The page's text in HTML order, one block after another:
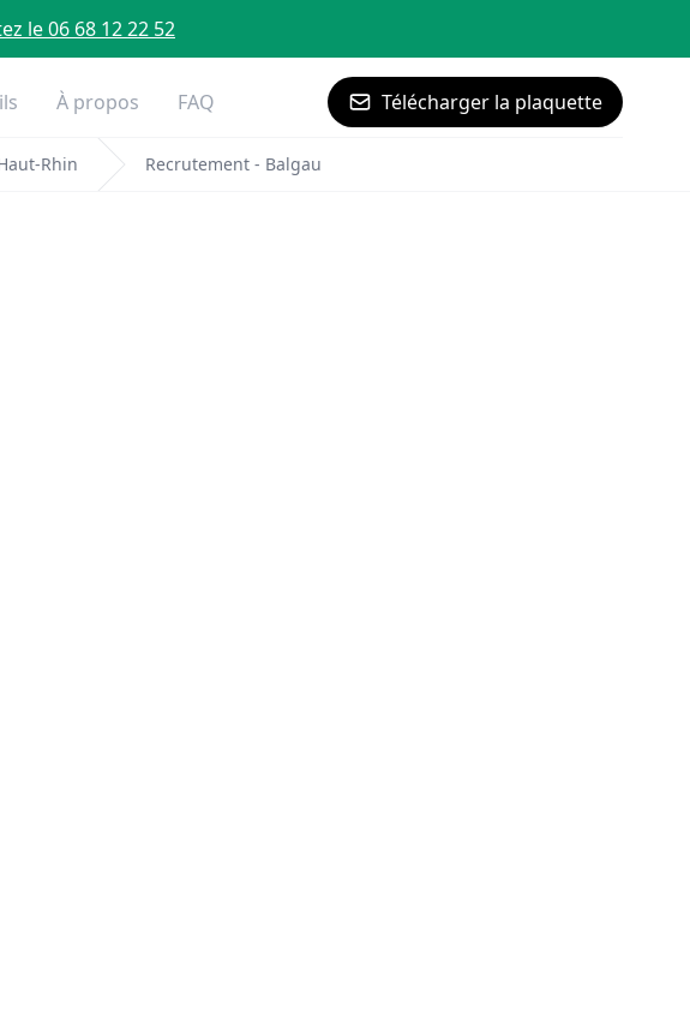
le 06 68 12 22 52
À propos FAQ Télécharger la plaquette
Rhin Recrutement - Balgau